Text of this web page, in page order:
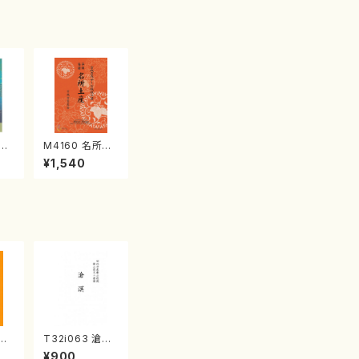
M4160 名所土
産《箏曲楽譜》
（箏/宮城喜代
¥1,540
T32i063 滄溟
（尺八/野村正峰/
¥900